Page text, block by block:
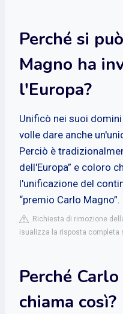
Perché si
Magno ha
l'Europa?
Unificò nei suoi domini
volle dare anche
Perciò è
dell'Europa” e coloro
l'unificazione del
“premio Carlo Magno”.
Richiesta di rimozione
isualizza la risposta completa
Perché
chiama così?